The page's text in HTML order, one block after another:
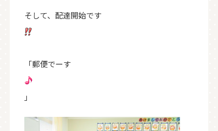
そして、配達開始です
「郵便でーす
」